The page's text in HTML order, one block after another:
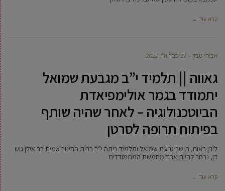
קרא עוד ←
אביחי טבק 27 פברואר, 2022
גאווה || תלמיד י”ב מגבעת שמואל
יתמודד בגמר אולימפיאדת
הביוטכנולוגיה – לאחר שהיה שותף
בפיתוח תרופה לסרטן
לירן באום, תושב גבעת שמואל ותלמיד כיתה י”ב בבית החינוך אמית בר אילן גוש
דן, נבחר להיות אחד מחמשת המתמודדים
קרא עוד ←